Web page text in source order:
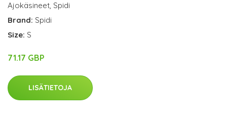
Ajokäsineet, Spidi
Brand: Spidi
Size: S
71.17 GBP
LISÄTIETOJA